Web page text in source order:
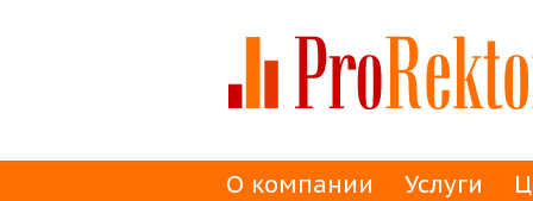
О компании Услуги